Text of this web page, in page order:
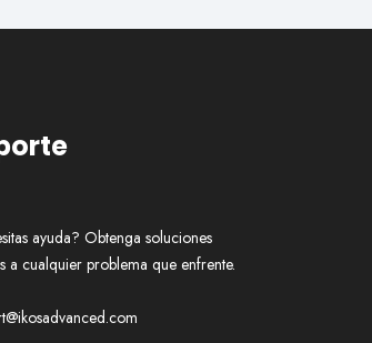
ayuda? Obtenga soluciones
a cualquier problema que enfrente.